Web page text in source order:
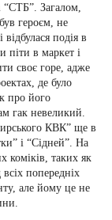
“СТБ”. Загалом,
героєм, не
подія в
піти в маркет і
своє горе, адже
де було
про його
гак невеликий.
КВК” ще в
і “Сідней”. На
коміків, таких як
попередніх
але йому це не